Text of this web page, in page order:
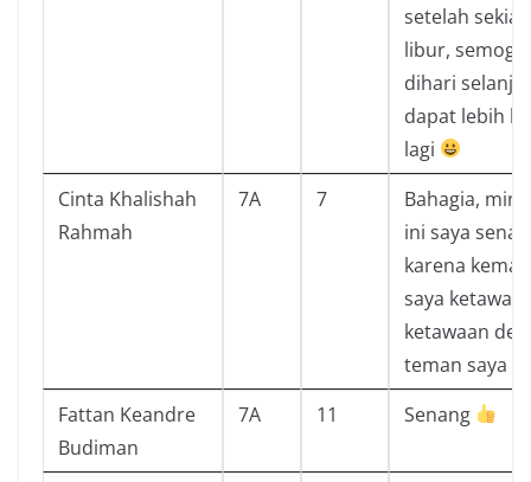
setelah sekian
libur, semoga
dihari
dapat lebih
lagi
Cinta Khalishah
Rahmah
7A 7
Bahagia,
ini saya
karena
saya ketawa-
ketawaan
teman saya
Fattan Keandre
Budiman
7A 11 Senang